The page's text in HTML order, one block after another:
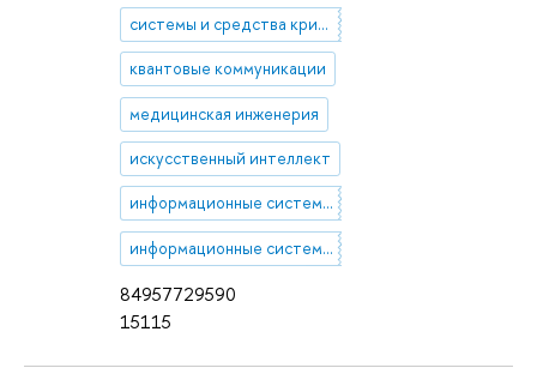
84957729590
15115
системы и средства криптографической защиты информации
квантовые коммуникации
медицинская инженерия
искусственный интеллект
информационные системы в здравоохранении
информационные системы и электроника для безопасного и рационального природопользования